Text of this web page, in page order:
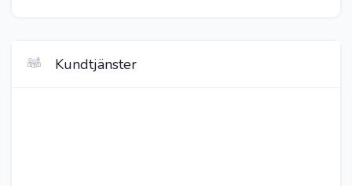
Kundtjänster